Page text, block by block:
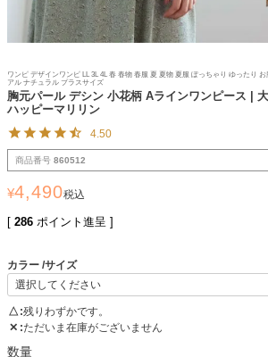
ワンピ デザインワンピ LL 3L 4L 春 春物 春服 夏 夏物 夏服 ぽっちゃり ゆったり
アル ナチュラル プラスサイズ
胸元パール デシン 小花柄 Aラインワンピース |
ハッピーマリリン
4.50
商品番号 860512
¥4,490税込
[ 286 ポイント進呈 ]
カラー サイズ
△ 残りわずかです。
✕ ただいま在庫がございません